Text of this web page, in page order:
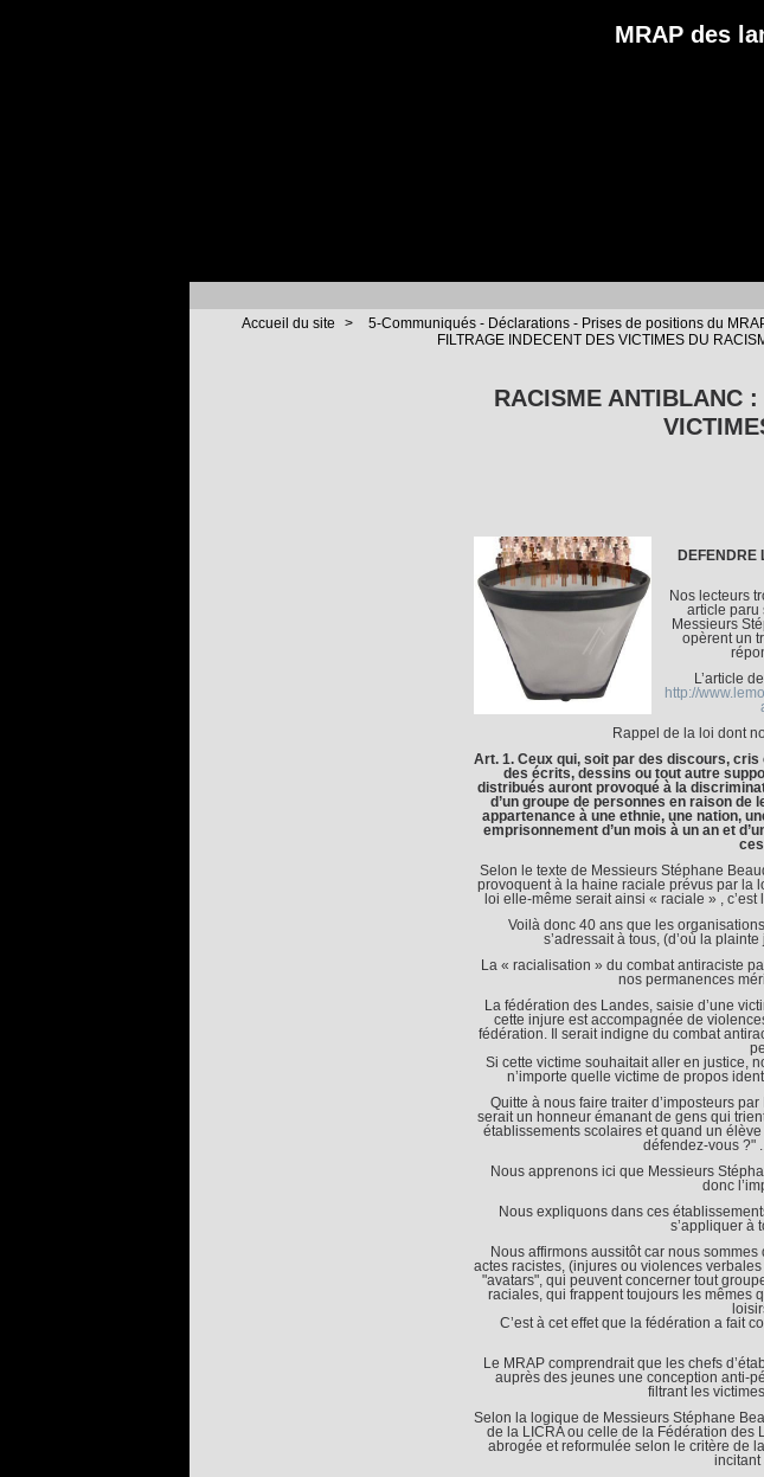
MRAP des
Accueil du site > 5-Communiqués - Déclarations - Prises de positions du
FILTRAGE INDECENT DES VICTIMES DU
RACISME ANTIBLANC
DEFENDRE
Nos lecteurs
article paru
Messieurs
opèrent un
L’article
http://
Rappel de la loi dont
Art. 1. Ceux qui, soit par des discours,
des écrits, dessins ou tout autre
distribués auront provoqué à la
d’un groupe de personnes en raison de
appartenance à une ethnie, une nation,
emprisonnement d’un mois à un an et
Selon le texte de Messieurs Stéphane
provoquent à la haine raciale prévus par la
loi elle-même serait ainsi « raciale » ,
Voilà donc 40 ans que les
s’adressait à tous, (d’où la
La « racialisation » du combat antiraciste
nos permanences
La fédération des Landes, saisie d’une
cette injure est accompagnée de
fédération. Il serait indigne du combat
Si cette victime souhaitait aller en justice,
n’importe quelle victime de propos
Quitte à nous faire traiter d’imposteurs
serait un honneur émanant de gens qui
établissements scolaires et quand un
défendez-vous ?"
Nous apprenons ici que Messieurs
donc
Nous expliquons dans ces
s’appliquer à
Nous affirmons aussitôt car nous
actes racistes, (injures ou violences
"avatars", qui peuvent concerner tout
raciales, qui frappent toujours les mêmes
C’est à cet effet que la fédération a fait
Le MRAP comprendrait que les chefs
auprès des jeunes une conception anti-
filtrant les
Selon la logique de Messieurs Stéphane
de la LICRA ou celle de la Fédération des
abrogée et reformulée selon le critère de
incitant